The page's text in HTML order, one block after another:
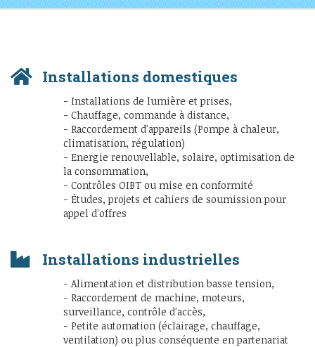
Réactivité et qualité du travail sont nos
Installations domestiques
- Installations de lumière et prises,
- Chauffage, commande à distance,
- Raccordement d'appareils (Pompe à chaleur,
climatisation, régulation)
- Energie renouvellable, solaire, optimisation de
la consommation,
- Contrôles OIBT ou mise en conformité
- Études, projets et cahiers de soumission pour
appel d'offres
Installations industrielles
- Alimentation et distribution basse tension,
- Raccordement de machine, moteurs,
surveillance, contrôle d'accès,
- Petite automation (éclairage, chauffage,
ventilation) ou plus conséquente en partenariat